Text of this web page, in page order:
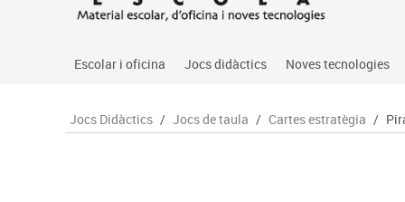
Escolar i oficina
Arxiu, carpetes i classificadors
Jocs didàctics
Primeres edats
Noves tecnologies
Audio
Jocs Didàctics / Jocs de taula / Cartes estratègia /